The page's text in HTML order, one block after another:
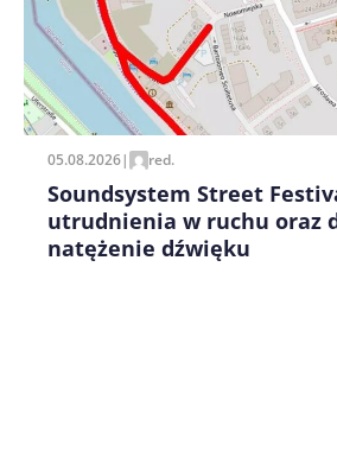
Zapamiętaj moje dane w tej
pisania kolejnych komentarzy.
05.08.2026| red.
Soundsystem Street
utrudnienia w ruchu oraz
natężenie dźwięku